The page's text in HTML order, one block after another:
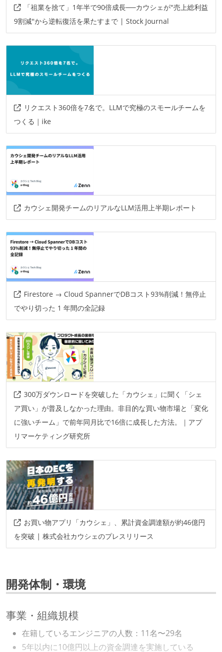
「祖業を捨て」1年半で90倍成長──カウシェが"売上総利益
9割減"から逆転復活を果たすまで | Stock Journal
リクエスト360倍を7名で。LLMで究極のスモールチームを
つくる｜ike
カウシェ開発チームのリアルなLLM活用上半期レポート
Firestore → Cloud SpannerでDBコスト93%削減！無停止
でやり切った 1 年間の全記録
300万ダウンロードを突破した「カウシェ」に聞く「シェ
ア買い」が普及しなかった理由。非目的な買い物市場と「変化
に強いチーム」で前年同月比で16倍に成長した方法。｜アプ
リマーケティング研究所
お買い物アプリ「カウシェ」、累計資金調達額が約46億円
を突破 | 株式会社カウシェのプレスリリース
開発体制・環境
事業・組織規模
在籍しているエンジニアの人数：11名〜29名
5年以内に10億円以上の資金調達を実施している